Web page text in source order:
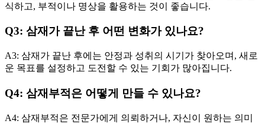
식하고, 부적이나 명상을 활용하는 것이 좋습니다.
Q3: 삼재가 끝난 후 어떤 변화가 있나요?
A3: 삼재가 끝난 후에는 안정과 성취의 시기가 찾아오며, 새로
운 목표를 설정하고 도전할 수 있는 기회가 많아집니다.
Q4: 삼재부적은 어떻게 만들 수 있나요?
A4: 삼재부적은 전문가에게 의뢰하거나, 자신이 원하는 의미